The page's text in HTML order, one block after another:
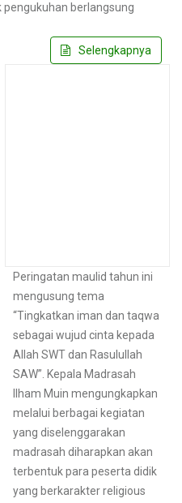
berlangsung
Selengkapnya
Peringatan maulid tahun ini
mengusung tema
“Tingkatkan iman dan taqwa
sebagai wujud cinta kepada
Allah SWT dan Rasulullah
SAW”. Kepala Madrasah
Ilham Muin mengungkapkan
melalui berbagai kegiatan
yang diselenggarakan
madrasah diharapkan akan
terbentuk para peserta didik
yang berkarakter religious